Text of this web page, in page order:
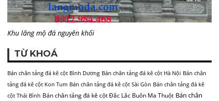
Khu lăng mộ đá nguyên khối
TỪ KHOÁ
Bán chân tảng đá kê cột Bình Dương Bán chân tảng đá kê cột Hà Nội Bán chân
tảng đá kê cột Kon Tum Bán chân tảng đá kê cột Sài Gòn Bán chân tảng đá kê
cột Thái Bình Bán chân tảng đá kê cột Đắc Lắc Buôn Ma Thuột Bán chân